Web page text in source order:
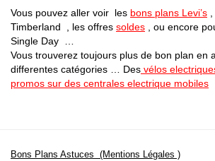
Vous pouvez aller voir les bons plans Levi’s
Timberland , les offres soldes , ou encore
Single Day …
Vous trouverez toujours plus de bon plan en
differentes catégories … Des vélos
promos sur des centrales electrique mobiles
Bons Plans Astuces (Mentions Légales )